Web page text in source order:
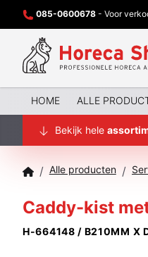
085-0600678 - Voor
HOME ALLE
Bekijk hele
/ Alle producten /
Caddy-kist
H-664148 / B210MM X